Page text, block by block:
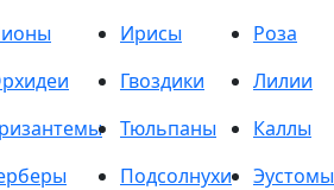
Ирисы
Роза
Гвоздики
Лилии
Тюльпаны
Каллы
Подсолнухи
Эустомы